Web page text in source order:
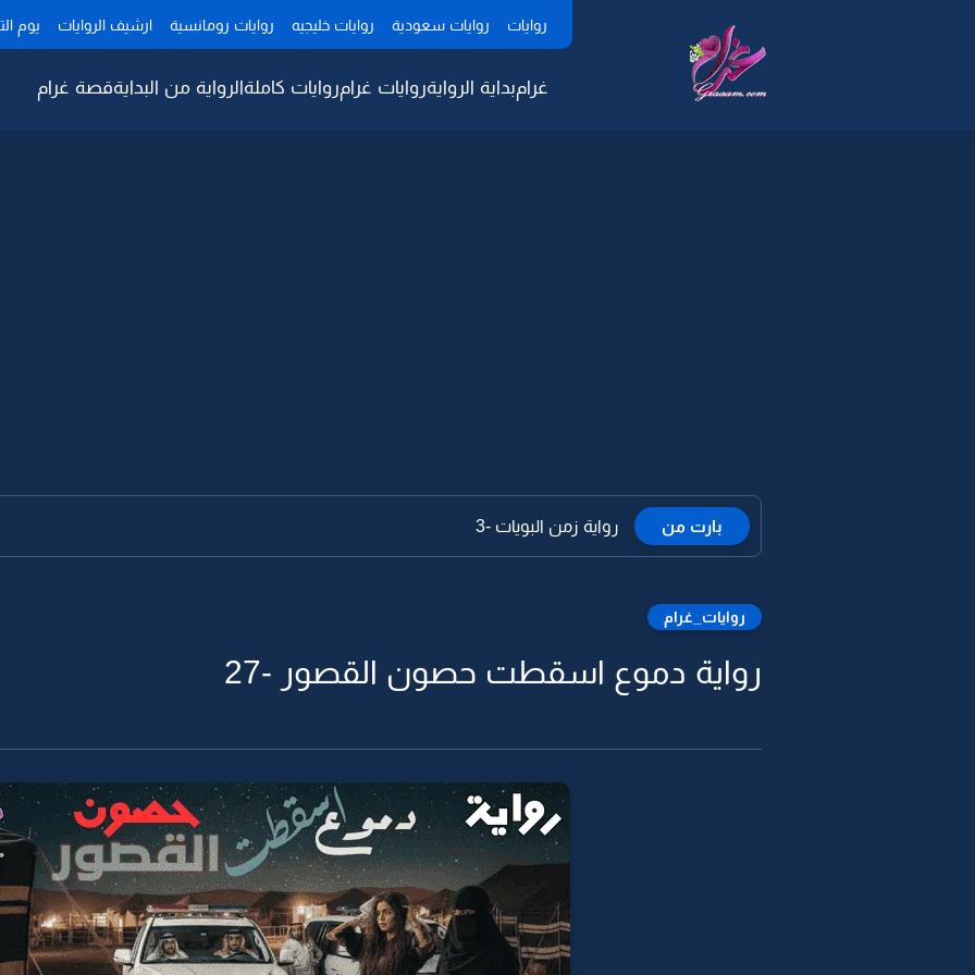
روايات روايات سعودية روايات خليجيه روايات رومانسية ارشيف الروايات يوم
غرامبداية الروايةروايات غرامروايات كاملةالرواية من البدايةقصة غرام
بارت من رواية زمن البويات -3
روايات_غرام
رواية دموع اسقطت حصون القصور -27